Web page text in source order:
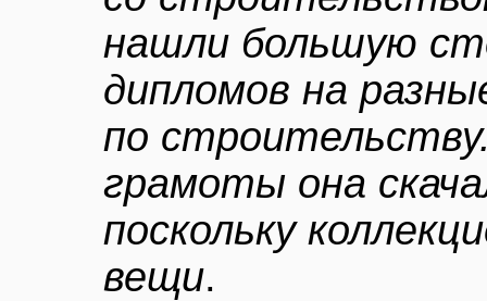
нашли большую
дипломов на
по
грамоты она
поскольку
вещи.